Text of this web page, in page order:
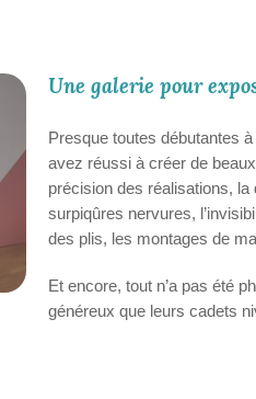
Une galerie pour
Presque toutes débutantes
avez réussi à créer de
précision des réalisations,
surpiqûres nervures,
des plis, les montages de
Et encore, tout n’a pas été
généreux que leurs cadets